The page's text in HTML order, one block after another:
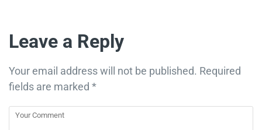
Leave a Reply
Your email address will not be published. Required
fields are marked *